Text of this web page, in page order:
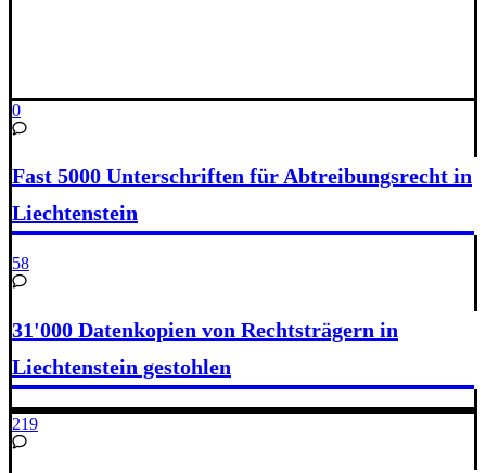
0
Fast 5000 Unterschriften für Abtreibungsrecht in
Liechtenstein
58
31'000 Datenkopien von Rechtsträgern in
Liechtenstein gestohlen
219